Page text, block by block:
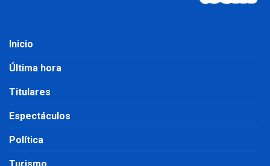
Inicio
Última hora
Titulares
Espectáculos
Política